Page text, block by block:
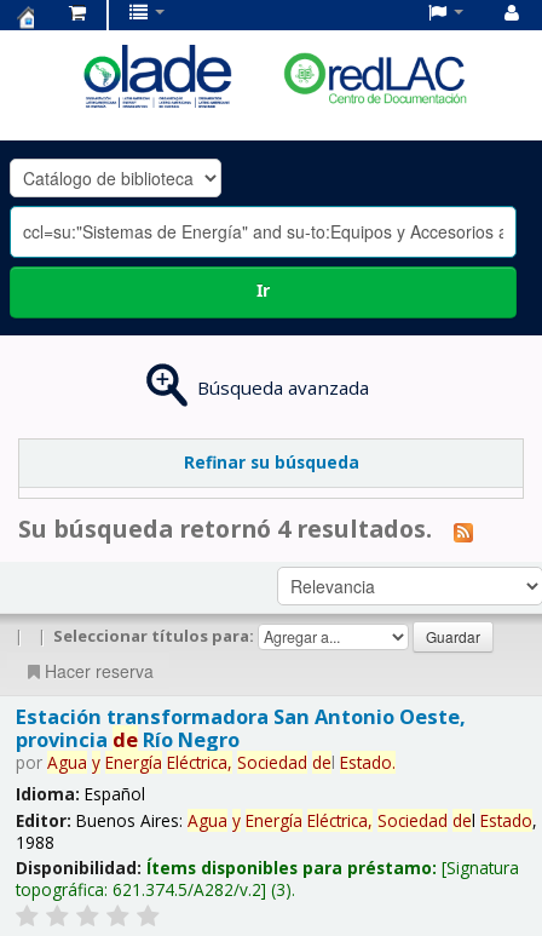
OLADE
-
Ir
Búsqueda avanzada
Refinar su búsqueda
Su búsqueda retornó 4 resultados.
| | Seleccionar títulos para:
Hacer reserva
Estación transformadora San Antonio Oeste,
provincia deRío Negro
por Agua y Energía Eléctrica, Sociedad del Estado.
Idioma: Español
Editor: Buenos Aires: Agua y Energía Eléctrica, Sociedad del Estado,
1988
Disponibilidad: Ítems disponibles para préstamo: Signatura
topográfica: 621.374.5/A282/v.2 (3).